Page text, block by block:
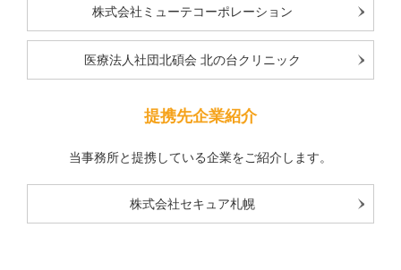
株式会社ミューテコーポレーション
医療法人社団北碩会 北の台クリニック
提携先企業紹介
当事務所と提携している企業をご紹介します。
株式会社セキュア札幌